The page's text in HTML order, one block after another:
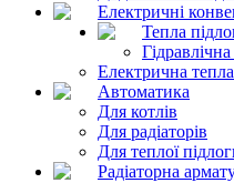
Електричні
Тепла
Електрична
Автоматика
Для котлів
Для радіаторів
Для теплої
Радіаторна